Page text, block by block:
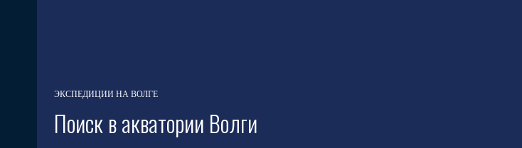
ЭКСПЕДИЦИИ НА ВОЛГЕ
Поиск в акватории Волги